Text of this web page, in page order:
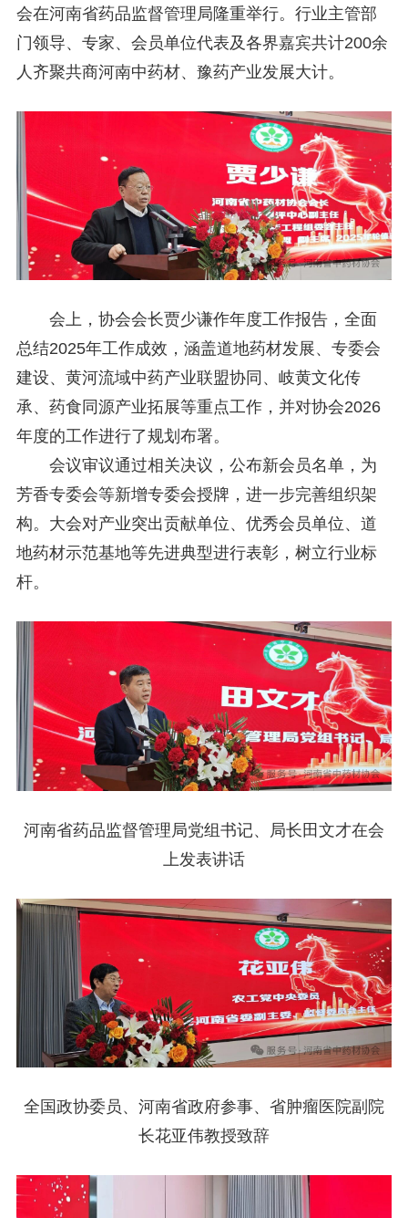
会在河南省药品监督管理局隆重举行。行业主管部
门领导、专家、会员单位代表及各界嘉宾共计200余
人齐聚共商河南中药材、豫药产业发展大计。
会上，协会会长贾少谦作年度工作报告，全面
总结2025年工作成效，涵盖道地药材发展、专委会
建设、黄河流域中药产业联盟协同、岐黄文化传
承、药食同源产业拓展等重点工作，并对协会2026
年度的工作进行了规划布署。
会议审议通过相关决议，公布新会员名单，为
芳香专委会等新增专委会授牌，进一步完善组织架
构。大会对产业突出贡献单位、优秀会员单位、道
地药材示范基地等先进典型进行表彰，树立行业标
杆。
河南省药品监督管理局党组书记、局长田文才在会
上发表讲话
全国政协委员、河南省政府参事、省肿瘤医院副院
长花亚伟教授致辞